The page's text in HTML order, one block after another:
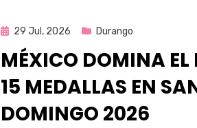
Publicada
29 Jul, 2026 Durango
MÉXICO DOMINA EL
15 MEDALLAS EN
DOMINGO 2026